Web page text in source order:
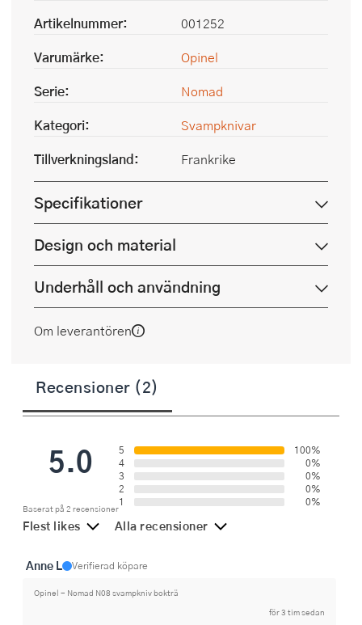
Artikelnummer:
001252
Varumärke:
Opinel
Serie:
Nomad
Kategori:
Svampknivar
Tillverkningsland:
Frankrike
Specifikationer
Design och material
Underhåll och användning
Om leverantören
Recensioner (2)
5.0
Baserat på 2 recensioner
5
100%
4
0%
3
0%
2
0%
1
0%
Flest likes Alla recensioner
Anne L Verifierad köpare
Opinel - Nomad N08 svampkniv bokträ
för 3 tim sedan